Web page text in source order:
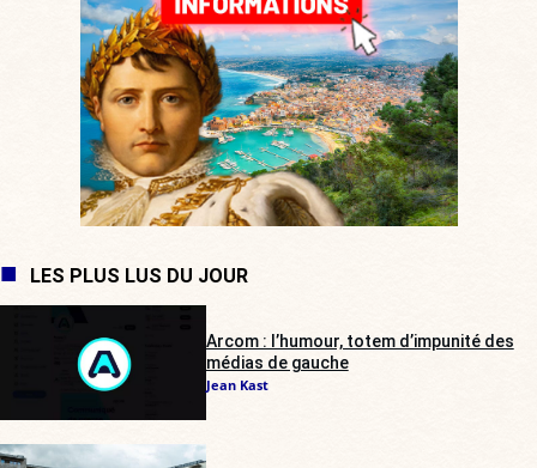
LES PLUS LUS DU JOUR
Arcom : l’humour, totem d’impunité des
médias de gauche
Jean Kast